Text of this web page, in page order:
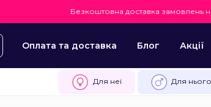
Безкоштовна доставка замовлень
Оплата та доставка Блог Акції
Для неї Для нього